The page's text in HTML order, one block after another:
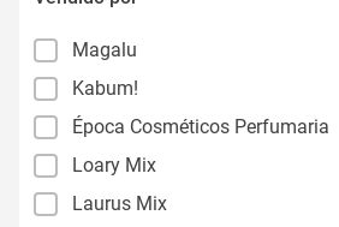
Magalu
Kabum!
Época Cosméticos Perfumaria
Loary Mix
Laurus Mix